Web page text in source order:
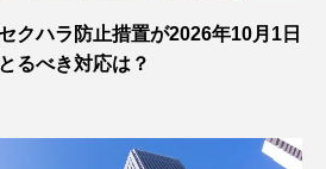
クハラ防止措置が2026年10月1日
るべき対応は？